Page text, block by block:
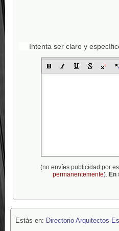
Intenta ser claro y
(no envíes publicidad por
permanentemente). En
Estás en: Directorio Arquitectos